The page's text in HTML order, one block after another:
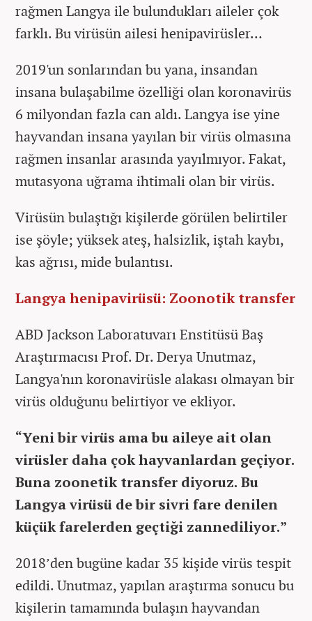
rağmen Langya ile bulundukları aileler çok
farklı. Bu virüsün ailesi henipavirüsler…
2019'un sonlarından bu yana, insandan
insana bulaşabilme özelliği olan koronavirüs
6 milyondan fazla can aldı. Langya ise yine
hayvandan insana yayılan bir virüs olmasına
rağmen insanlar arasında yayılmıyor. Fakat,
mutasyona uğrama ihtimali olan bir virüs.
Virüsün bulaştığı kişilerde görülen belirtiler
ise şöyle; yüksek ateş, halsizlik, iştah kaybı,
kas ağrısı, mide bulantısı.
Langya henipavirüsü: Zoonotik transfer
ABD Jackson Laboratuvarı Enstitüsü Baş
Araştırmacısı Prof. Dr. Derya Unutmaz,
Langya'nın koronavirüsle alakası olmayan bir
virüs olduğunu belirtiyor ve ekliyor.
“Yeni bir virüs ama bu aileye ait olan
virüsler daha çok hayvanlardan geçiyor.
Buna zoonetik transfer diyoruz. Bu
Langya virüsü de bir sivri fare denilen
küçük farelerden geçtiği zannediliyor.”
2018’den bugüne kadar 35 kişide virüs tespit
edildi. Unutmaz, yapılan araştırma sonucu bu
kişilerin tamamında bulaşın hayvandan